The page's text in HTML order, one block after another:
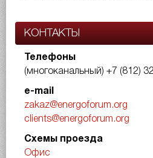
КОНТАКТЫ
Телефоны
(многоканальный) +7 (812)
e-mail
zakaz@energoforum.org
clients@energoforum.org
Схемы проезда
Офис